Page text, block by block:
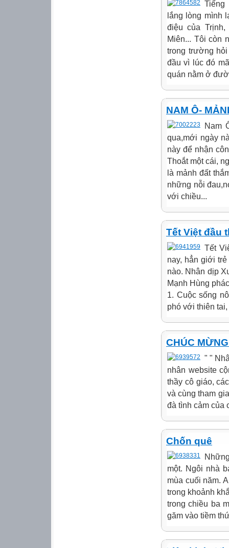
Tiếng
lắng lòng mình
điệu của
Miên... Tôi còn
trong trường
đầu vì lúc đó
quán nằm ở
NAM Ô-
Nam
qua,mới ngày
này để nhận
Thoắt một cái,
là mảnh đất
những nỗi
với chiều...
Tết Việt đầu
Tết
nay, hẳn giới
nào. Nhân dịp
Mạnh Hùng
1. Cuộc sống
phó với thiên
CHÚC
" "
nhân website
thầy cô giáo,
và cùng tham
đà tình cảm
Chốn quê
một. Ngôi nhà
mùa cuối năm.
trong khoảnh
trong chiều ba
găm vào tiềm